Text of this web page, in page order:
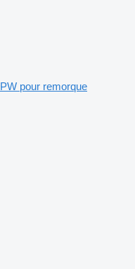
pour remorque